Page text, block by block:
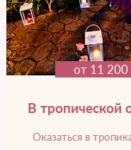
от 11 200
В тропической
Оказаться в